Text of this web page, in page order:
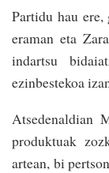
Partidu hau
eraman eta
indartsu
ezinbestekoa
Atsedenaldian
produktuak
artean, bi